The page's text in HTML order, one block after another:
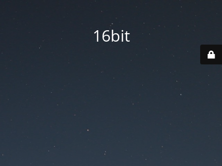
16bit